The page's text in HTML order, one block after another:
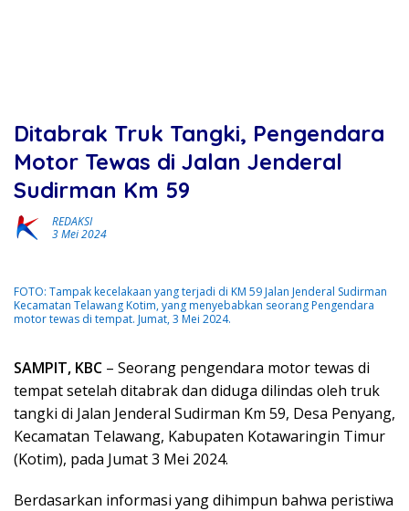
Ditabrak Truk Tangki, Pengendara
Motor Tewas di Jalan Jenderal
Sudirman Km 59
REDAKSI
3 Mei 2024
FOTO: Tampak kecelakaan yang terjadi di KM 59 Jalan Jenderal Sudirman
Kecamatan Telawang Kotim, yang menyebabkan seorang Pengendara
motor tewas di tempat. Jumat, 3 Mei 2024.
SAMPIT, KBC – Seorang pengendara motor tewas di
tempat setelah ditabrak dan diduga dilindas oleh truk
tangki di Jalan Jenderal Sudirman Km 59, Desa Penyang,
Kecamatan Telawang, Kabupaten Kotawaringin Timur
(Kotim), pada Jumat 3 Mei 2024.
Berdasarkan informasi yang dihimpun bahwa peristiwa